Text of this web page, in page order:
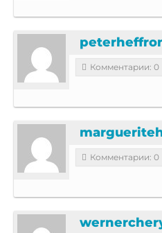
Комментарии: 0
Комментарии: 0